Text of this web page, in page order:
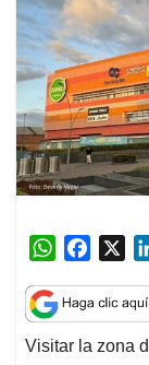
W
a
t
s
c
e
b
Visitar la zona